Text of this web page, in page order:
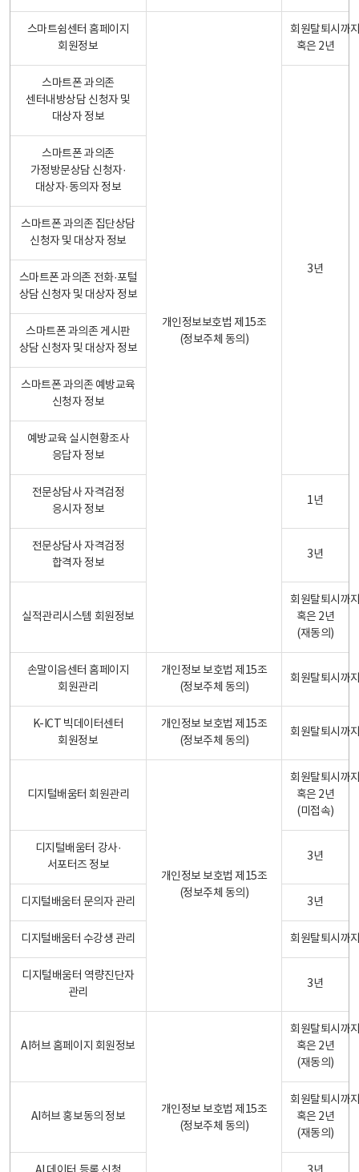
스마트쉼센터 홈페이지
회원정보
개인정보보호법 제15조
(정보주체 동의)
회원탈퇴시까
혹은 2년
스마트폰 과의존
센터내방상담 신청자 및
대상자 정보
3년
스마트폰 과의존
가정방문상담 신청자·
대상자·동의자 정보
스마트폰 과의존 집단상담
신청자 및 대상자 정보
스마트폰 과의존 전화·포털
상담 신청자 및 대상자 정보
스마트폰 과의존 게시판
상담 신청자 및 대상자 정보
스마트폰 과의존 예방교육
신청자 정보
예방교육 실시현황조사
응답자 정보
전문상담사 자격검정
응시자 정보
1년
전문상담사 자격검정
합격자 정보
3년
실적관리시스템 회원정보
회원탈퇴시까
혹은 2년
(재동의)
손말이음센터 홈페이지
회원관리
개인정보 보호법 제15조
(정보주체 동의)
회원탈퇴시까
K-ICT 빅데이터센터
회원정보
개인정보 보호법 제15조
(정보주체 동의)
회원탈퇴시까
디지털배움터 회원관리
개인정보 보호법 제15조
(정보주체 동의)
회원탈퇴시까
혹은 2년
(미접속)
디지털배움터 강사·
서포터즈 정보
3년
디지털배움터 문의자 관리 3년
디지털배움터 수강생 관리 회원탈퇴시까
디지털배움터 역량진단자
관리
3년
AI허브 홈페이지 회원정보
개인정보 보호법 제15조
(정보주체 동의)
회원탈퇴시까
혹은 2년
(재동의)
AI허브 홍보동의 정보
회원탈퇴시까
혹은 2년
(재동의)